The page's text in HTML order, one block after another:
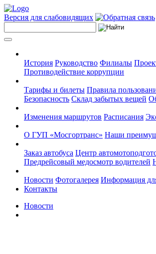
Версия для слабовидящих
История Руководство Филиалы
Противодействие коррупции
Тарифы и билеты Правила
Безопасность Склад забытых вещей
Изменения маршрутов Расписания
О ГУП «Мосгортранс» Наши
Заказ автобуса Центр
Предрейсовый медосмотр водителей
Новости Фотогалерея Информация
Контакты
Новости